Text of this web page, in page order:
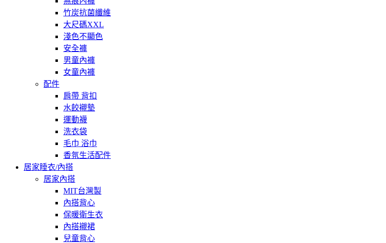
竹炭抗菌纖維
大尺碼XXL
淺色不顯色
安全褲
男童內褲
女童內褲
配件
肩帶 背扣
水餃襯墊
運動襪
洗衣袋
毛巾 浴巾
香氛生活配件
居家睡衣/內搭
居家內搭
MIT台灣製
內搭背心
保暖衛生衣
內搭襯裙
兒童背心